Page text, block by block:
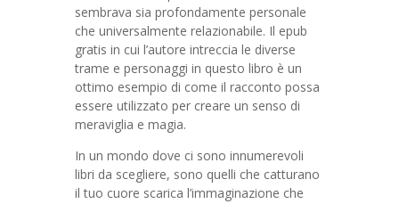
sembrava sia profondamente personale
che universalmente relazionabile. Il epub
gratis in cui l’autore intreccia le diverse
trame e personaggi in questo libro è un
ottimo esempio di come il racconto possa
essere utilizzato per creare un senso di
meraviglia e magia.
In un mondo dove ci sono innumerevoli
libri da scegliere, sono quelli che catturano
il tuo cuore scarica l’immaginazione che